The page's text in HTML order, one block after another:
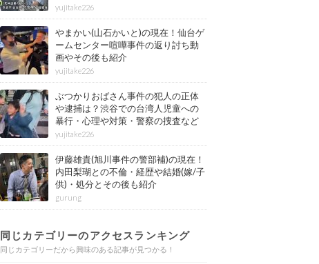
yujitake226
やまかい(山石かいと)の現在！仙台ゲ
ームセンター喧嘩事件の返り討ち動
画やその後も紹介
yujitake226
ぶつかりおばさん事件の犯人の正体
や逮捕は？渋谷での台湾人児童への
暴行・心理や対策・警察の捜査など
その後も紹介
yujitake226
伊藤雄貴(旭川事件の警部補)の現在！
内田梨瑚との不倫・経歴や結婚(嫁/子
供)・処分とその後も紹介
gurung
同じカテゴリーのアクセスランキング
同じカテゴリーだから興味のある記事が見つかる！